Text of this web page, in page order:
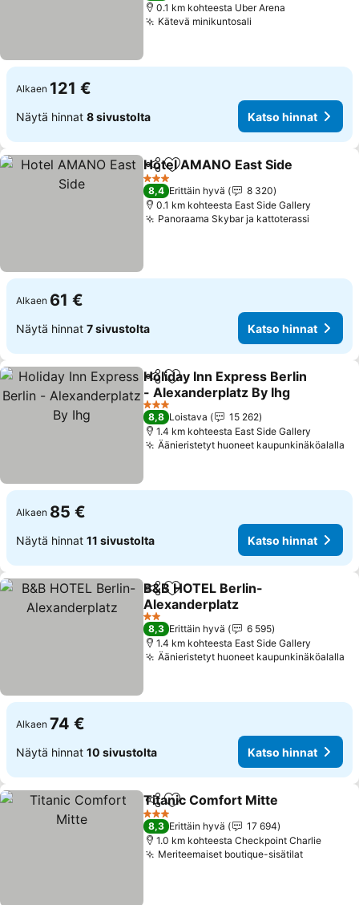
0.1 km kohteesta Uber Arena
Kätevä minikuntosali
Alkaen 121 €
Näytä hinnat 8 sivustolta Katso hinnat
Jaa Lisää suosikkeihin
Hotel AMANO East Side
3 Tähtiluokitus
8,4 Erittäin hyvä
8 320
0.1 km kohteesta East Side Gallery
Panoraama Skybar ja kattoterassi
Alkaen 61 €
Näytä hinnat 7 sivustolta Katso hinnat
Jaa Lisää suosikkeihin
Holiday Inn Express Berlin
- Alexanderplatz By Ihg
Katso hinnat
3 Tähtiluokitus
8,8 Loistava
15 262
1.4 km kohteesta East Side Gallery
Äänieristetyt huoneet kaupunkinäköalalla
Alkaen 85 €
Näytä hinnat 11 sivustolta Katso hinnat
Jaa Lisää suosikkeihin
B&B HOTEL Berlin-
Alexanderplatz
Katso hinnat
2 Tähtiluokitus
8,3 Erittäin hyvä
6 595
1.4 km kohteesta East Side Gallery
Äänieristetyt huoneet kaupunkinäköalalla
Alkaen 74 €
Näytä hinnat 10 sivustolta Katso hinnat
Jaa Lisää suosikkeihin
Titanic Comfort Mitte
3 Tähtiluokitus
8,3 Erittäin hyvä
17 694
1.0 km kohteesta Checkpoint Charlie
Meriteemaiset boutique-sisätilatKatso